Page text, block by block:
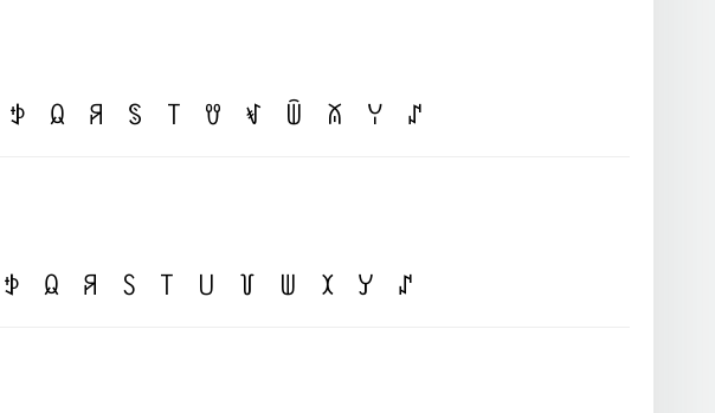
ꉣ ꆰ ꋪ ꌗ ꓄ ꀎ ꃴ ꅏ ꊼ ꌩ ꁴ
ꉣ ꆰ ꋪ ꇙ ꓄ ꒤ ꒦ ꅐ ꉧ ꌦ ꁴ